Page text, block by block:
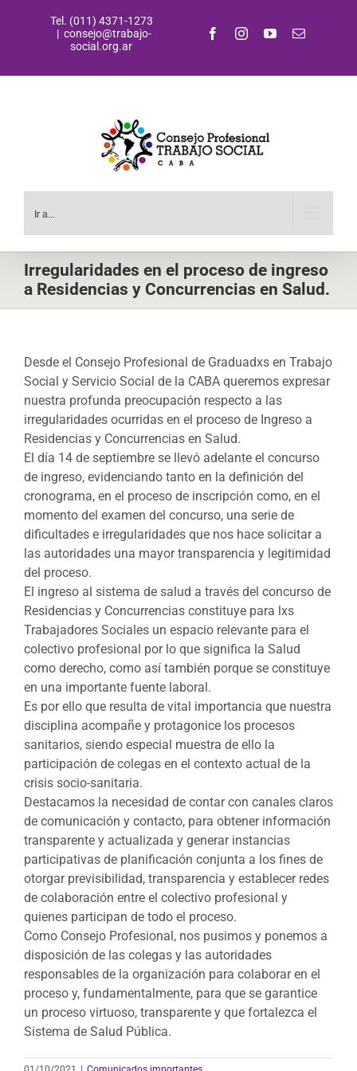
Tel. (011) 4371-1273
| consejo@trabajo-
social.org.ar
FacebookInstagramYouTubeCorreo
Ir a...
Irregularidades en el proceso de ingreso
a Residencias y Concurrencias en Salud.
Desde el Consejo Profesional de Graduadxs en Trabajo
Social y Servicio Social de la CABA queremos expresar
nuestra profunda preocupación respecto a las
irregularidades ocurridas en el proceso de Ingreso a
Residencias y Concurrencias en Salud.
El día 14 de septiembre se llevó adelante el concurso
de ingreso, evidenciando tanto en la definición del
cronograma, en el proceso de inscripción como, en el
momento del examen del concurso, una serie de
dificultades e irregularidades que nos hace solicitar a
las autoridades una mayor transparencia y legitimidad
del proceso.
El ingreso al sistema de salud a través del concurso de
Residencias y Concurrencias constituye para lxs
Trabajadores Sociales un espacio relevante para el
colectivo profesional por lo que significa la Salud
como derecho, como así también porque se constituye
en una importante fuente laboral.
Es por ello que resulta de vital importancia que nuestra
disciplina acompañe y protagonice los procesos
sanitarios, siendo especial muestra de ello la
participación de colegas en el contexto actual de la
crisis socio-sanitaria.
Destacamos la necesidad de contar con canales claros
de comunicación y contacto, para obtener información
transparente y actualizada y generar instancias
participativas de planificación conjunta a los fines de
otorgar previsibilidad, transparencia y establecer redes
de colaboración entre el colectivo profesional y
quienes participan de todo el proceso.
Como Consejo Profesional, nos pusimos y ponemos a
disposición de las colegas y las autoridades
responsables de la organización para colaborar en el
proceso y, fundamentalmente, para que se garantice
un proceso virtuoso, transparente y que fortalezca el
Sistema de Salud Pública.